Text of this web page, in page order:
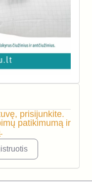
prisijunkite.
patikimumą ir